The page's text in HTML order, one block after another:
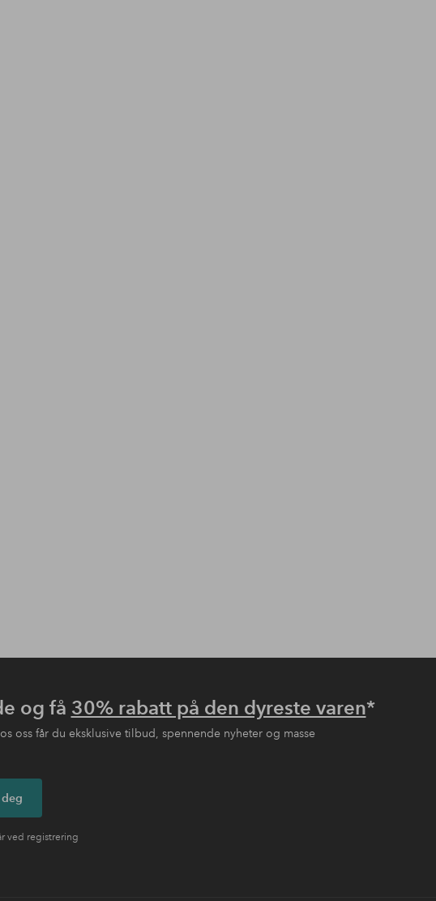
og få 30% rabatt på den dyreste varen*
oss får du eksklusive tilbud, spennende nyheter og masse
ved registrering